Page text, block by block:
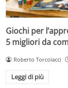
Giochi per
5 migliori da
Roberto Torcolacci
Leggi di più